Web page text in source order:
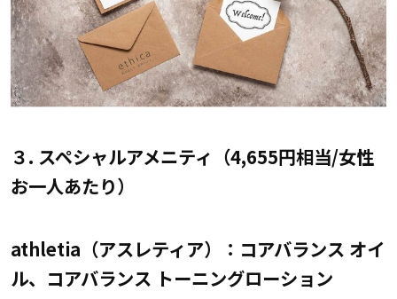
３. スペシャルアメニティ（4,655円相当/女性
お一人あたり）
athletia（アスレティア）：コアバランス オイ
ル、コアバランス トーニングローション